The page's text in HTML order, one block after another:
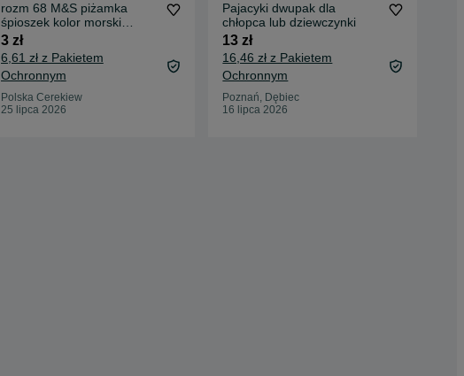
rozm 68 M&S piżamka
śpioszek kolor morski
zwierzątka chłopięca
3 zł
6,61 zł z Pakietem
Ochronnym
Polska Cerekiew
25 lipca 2026
Pajacyki dwupak dla
chłopca lub dziewczynki
13 zł
16,46 zł z Pakietem
Ochronnym
Poznań, Dębiec
16 lipca 2026